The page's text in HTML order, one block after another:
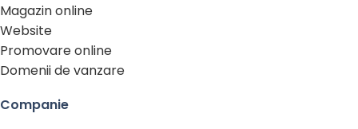
Magazin online
Website
Promovare online
Domenii de vanzare
Companie